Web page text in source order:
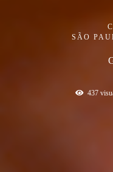
SÃO
437